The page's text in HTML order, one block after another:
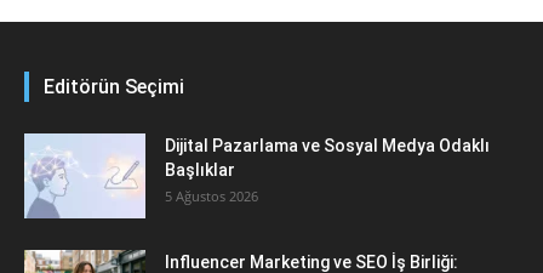
Editörün Seçimi
Dijital Pazarlama ve Sosyal Medya Odaklı
Başlıklar
5 Ağustos 2026
Influencer Marketing ve SEO İş Birliği: